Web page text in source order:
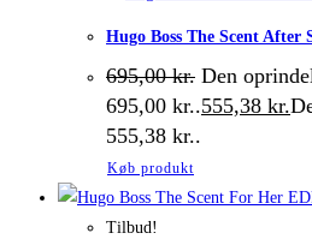
Hugo Boss The Scent After
695,00kr. Den
695,00 kr..555,38 kr.
555,38 kr..
Køb produkt
Tilbud!